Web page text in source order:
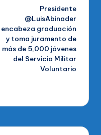
Presidente
@LuisAbinader
encabeza graduación
y toma juramento de
más de 5,000 jóvenes
del Servicio Militar
Voluntario